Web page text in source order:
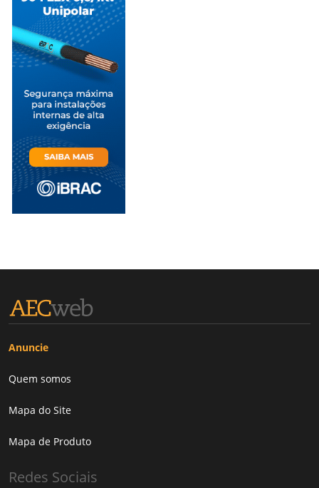
Anuncie
Quem somos
Mapa do Site
Mapa de Produto
Redes Sociais